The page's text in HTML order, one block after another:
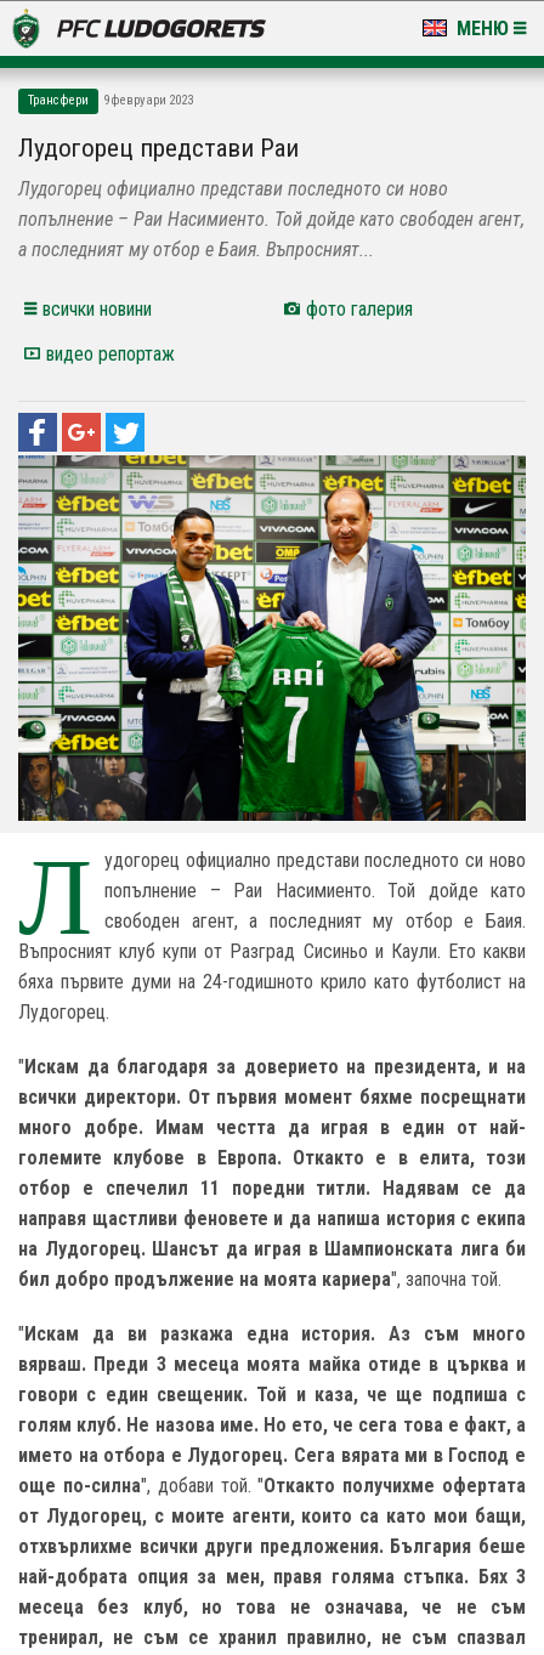
МЕНЮ
LUDOGORETS TV
НА ТЕРЕНА
СТАДИОН & БАЗИ
КЛУБ
ЗА ФЕНОВЕ
Трансфери 9 февруари 2023
Лудогорец представи Раи
Лудогорец официално представи последното си ново
попълнение – Раи Насимиенто. Той дойде като свободен агент,
а последният му отбор е Баия. Въпросният...
всички новини
фото галерия
видео репортаж
Л
удогорец официално представи последното си ново
попълнение – Раи Насимиенто. Той дойде като
свободен агент, а последният му отбор е Баия.
Въпросният клуб купи от Разград Сисиньо и Каули. Ето какви
бяха първите думи на 24-годишното крило като футболист на
Лудогорец.
" Искам да благодаря за доверието на президента, и на
всички директори. От първия момент бяхме посрещнати
много добре. Имам честта да играя в един от най-
големите клубове в Европа. Откакто е в елита, този
отбор е спечелил 11 поредни титли. Надявам се да
направя щастливи феновете и да напиша история с екипа
на Лудогорец. Шансът да играя в Шампионската лига би
бил добро продължение на моята кариера", започна той.
" Искам да ви разкажа една история. Аз съм много
вярваш. Преди 3 месеца моята майка отиде в църква и
говори с един свещеник. Той и каза, че ще подпиша с
голям клуб. Не назова име. Но ето, че сега това е факт, а
името на отбора е Лудогорец. Сега вярата ми в Господ е
още по-силна", добави той. "Откакто получихме офертата
от Лудогорец, с моите агенти, които са като мои бащи,
отхвърлихме всички други предложения. България беше
най-добрата опция за мен, правя голяма стъпка. Бях 3
месеца без клуб, но това не означава, че не съм
тренирал, не съм се хранил правилно, не съм спазвал